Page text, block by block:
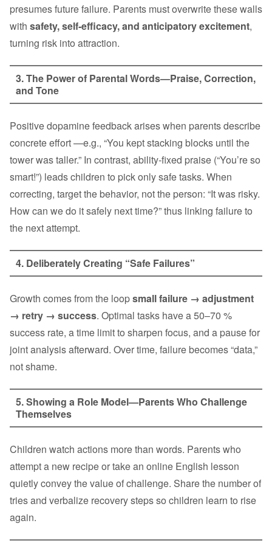
presumes future failure. Parents must overwrite these walls
with safety, self‑efficacy, and anticipatory excitement,
turning risk into attraction.
3. The Power of Parental Words—Praise, Correction,
and Tone
Positive dopamine feedback arises when parents describe
concrete effort —e.g., “You kept stacking blocks until the
tower was taller.” In contrast, ability‑fixed praise (“You’re so
smart!”) leads children to pick only safe tasks. When
correcting, target the behavior, not the person: “It was risky.
How can we do it safely next time?” thus linking failure to
the next attempt.
4. Deliberately Creating “Safe Failures”
Growth comes from the loopsmall failure → adjustment
→ retry → success. Optimal tasks have a 50–70 %
success rate, a time limit to sharpen focus, and a pause for
joint analysis afterward. Over time, failure becomes “data,”
not shame.
5. Showing a Role Model—Parents Who Challenge
Themselves
Children watch actions more than words. Parents who
attempt a new recipe or take an online English lesson
quietly convey the value of challenge. Share the number of
tries and verbalize recovery steps so children learn to rise
again.